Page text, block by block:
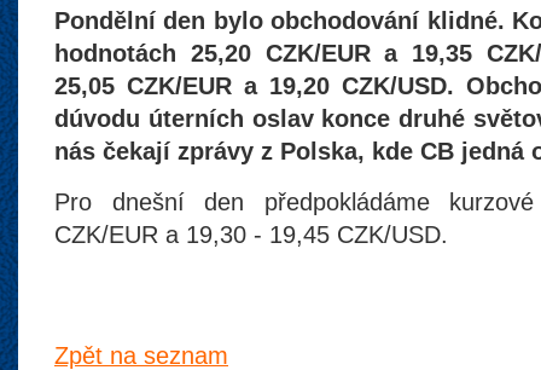
Pondělní den bylo obchodování klidné.
hodnotách 25,20 CZK/EUR a 19,35
25,05 CZK/EUR a 19,20 CZK/USD.
dúvodu úterních oslav konce druhé
nás čekají zprávy z Polska, kde CB jedná
Pro dnešní den předpokládáme
CZK/EUR a 19,30 - 19,45 CZK/USD.
Zpět na seznam